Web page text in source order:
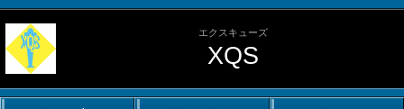
エクスキューズ
XQS